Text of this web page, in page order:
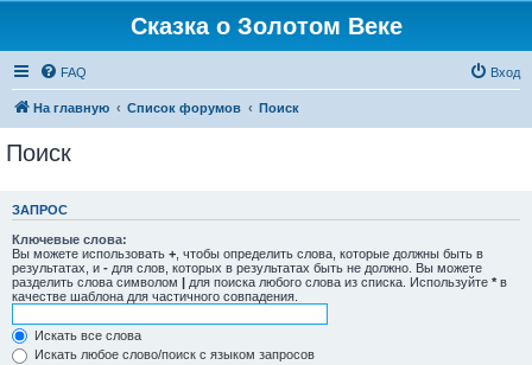
Сказка о Золотом Веке
FAQ Вход
На главную Список форумов Поиск
Поиск
ЗАПРОС
Ключевые слова:
Вы можете использовать + , чтобы определить слова, которые должны быть в
результатах, и - для слов, которых в результатах быть не должно. Вы можете
разделить слова символом | для поиска любого слова из списка. Используйте * в
качестве шаблона для частичного совпадения.
Искать все слова
Искать любое слово/поиск с языком запросов